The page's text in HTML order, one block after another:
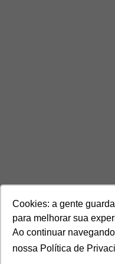
Cookies: a gente
para melhorar sua
Ao continuar
nossa Política de